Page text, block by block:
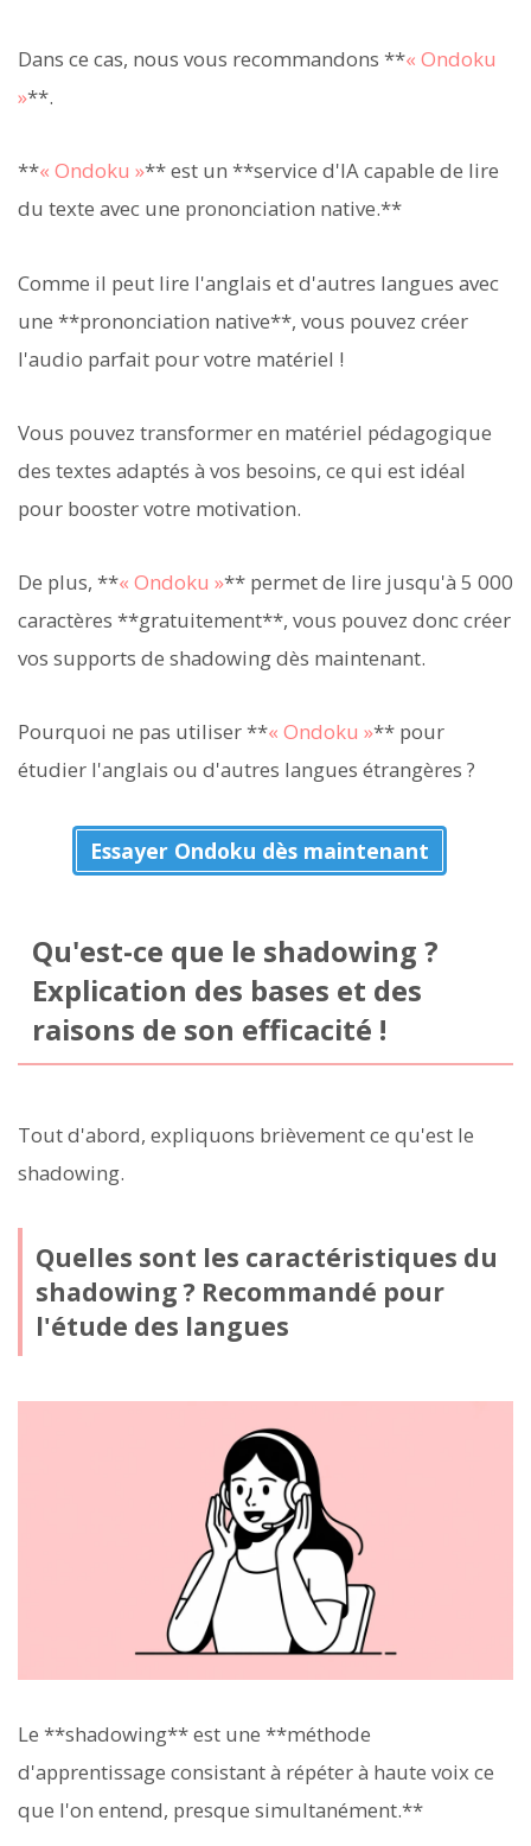
Dans ce cas, nous vous recommandons **« Ondoku
»**.
**« Ondoku »** est un **service d'IA capable de lire
du texte avec une prononciation native.**
Comme il peut lire l'anglais et d'autres langues avec
une **prononciation native**, vous pouvez créer
l'audio parfait pour votre matériel !
Vous pouvez transformer en matériel pédagogique
des textes adaptés à vos besoins, ce qui est idéal
pour booster votre motivation.
De plus, **« Ondoku »** permet de lire jusqu'à 5 000
caractères **gratuitement**, vous pouvez donc créer
vos supports de shadowing dès maintenant.
Pourquoi ne pas utiliser **« Ondoku »** pour
étudier l'anglais ou d'autres langues étrangères ?
Essayer Ondoku dès maintenant
Qu'est-ce que le shadowing ?
Explication des bases et des
raisons de son efficacité !
Tout d'abord, expliquons brièvement ce qu'est le
shadowing.
Quelles sont les caractéristiques du
shadowing ? Recommandé pour
l'étude des langues
Le **shadowing** est une **méthode
d'apprentissage consistant à répéter à haute voix ce
que l'on entend, presque simultanément.**